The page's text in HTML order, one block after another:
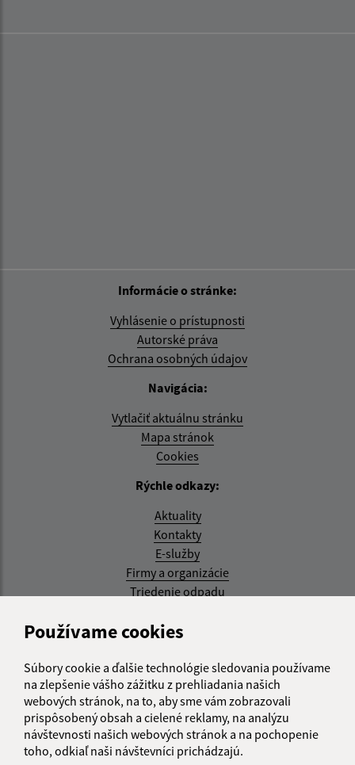
Používame cookies
Súbory cookie a ďalšie technológie sledovania používame
na zlepšenie vášho zážitku z prehliadania našich
webových stránok, na to, aby sme vám zobrazovali
prispôsobený obsah a cielené reklamy, na analýzu
návštevnosti našich webových stránok a na pochopenie
toho, odkiaľ naši návštevníci prichádzajú.
Informácie o stránke:
Vyhlásenie o prístupnosti
Autorské práva
Ochrana osobných údajov
Navigácia:
Vytlačiť aktuálnu stránku
Mapa stránok
Cookies
Rýchle odkazy:
Aktuality
Kontakty
E-služby
Firmy a organizácie
Triedenie odpadu
Aktualizované:
RSS
Správca obsahu:
Správca obsahu je Obec Kysak.
Vytvorené v súlade sJednotným dizajn manuálom